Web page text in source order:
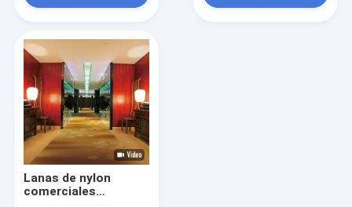
Lanas de nylon
comerciales